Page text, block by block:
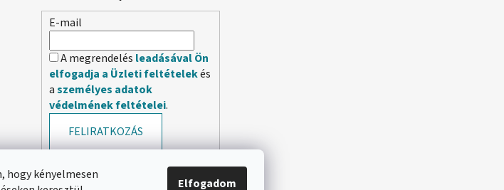
hogy kényelmesen
Elfogadom
E-mail
A megrendelés leadásával Ön
elfogadja a Üzleti feltételekés
aszemélyes adatok
védelmének feltételei.
FELIRATKOZÁS